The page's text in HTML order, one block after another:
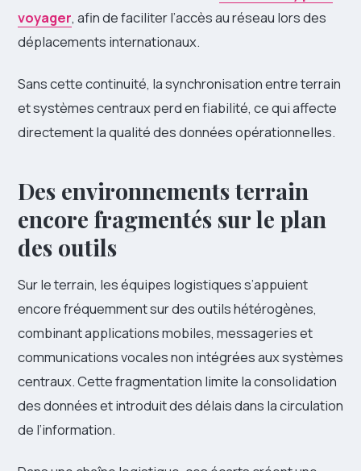
voyager, afin de faciliter l’accès au réseau lors des
déplacements internationaux.
Sans cette continuité, la synchronisation entre terrain
et systèmes centraux perd en fiabilité, ce qui affecte
directement la qualité des données opérationnelles.
Des environnements terrain
encore fragmentés sur le plan
des outils
Sur le terrain, les équipes logistiques s’appuient
encore fréquemment sur des outils hétérogènes,
combinant applications mobiles, messageries et
communications vocales non intégrées aux systèmes
centraux. Cette fragmentation limite la consolidation
des données et introduit des délais dans la circulation
de l’information.